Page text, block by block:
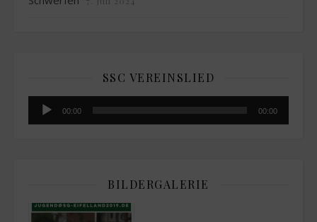
SSC VEREINSLIED
Audio-
Player
00:00 00:00
BILDERGALERIE